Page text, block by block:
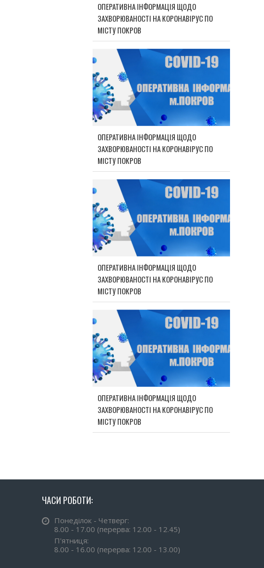
ОПЕРАТИВНА ІНФОРМАЦІЯ ЩОДО
ЗАХВОРЮВАНОСТІ НА КОРОНАВІРУС ПО
МІСТУ ПОКРОВ
ОПЕРАТИВНА ІНФОРМАЦІЯ ЩОДО
ЗАХВОРЮВАНОСТІ НА КОРОНАВІРУС ПО
МІСТУ ПОКРОВ
ОПЕРАТИВНА ІНФОРМАЦІЯ ЩОДО
ЗАХВОРЮВАНОСТІ НА КОРОНАВІРУС ПО
МІСТУ ПОКРОВ
ОПЕРАТИВНА ІНФОРМАЦІЯ ЩОДО
ЗАХВОРЮВАНОСТІ НА КОРОНАВІРУС ПО
МІСТУ ПОКРОВ
ЧАСИ РОБОТИ:
Понеділок - Четверг:
8.00 - 17.00 (перерва: 12.00 - 12.45)
П'ятниця:
8.00 - 16.00 (перерва: 12.00 - 13.00)